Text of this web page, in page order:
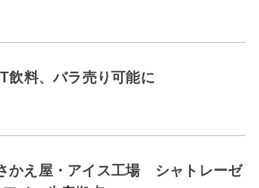
飲料、バラ売り可能に
かえ屋・アイス工場 シャトレーゼ